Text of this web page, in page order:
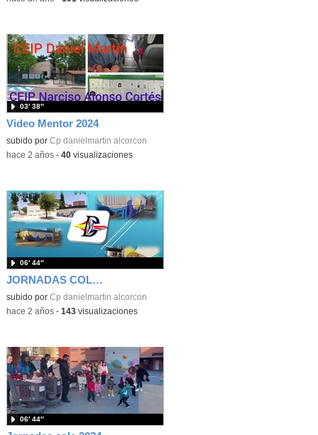
Video Mentor 2024
subido por Cp danielmartin alcorcon
03′ 38″
-hace 2 años- 40visualizaciones
JORNADAS COLE 2024
subido por Cp danielmartin alcorcon
06′ 44″
-hace 2 años- 143visualizaciones
06′ 44″